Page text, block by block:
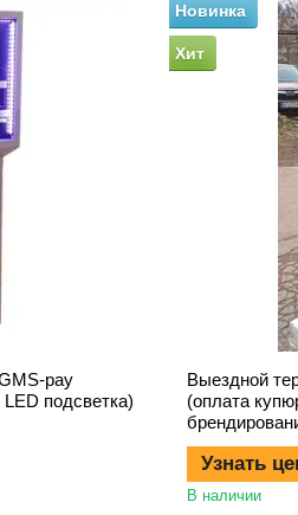
pay
подсветка)
Новинка
Хит
Выездной
(оплата
Узнать
В наличии